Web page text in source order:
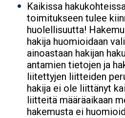
Kaikissa
toimitukseen tulee
huolellisuutta!
hakija huomioidaan
ainoastaan hakijan
antamien tietojen ja
liitettyjen liitteiden
hakija ei ole liittänyt
liitteitä määräaikaan
hakemusta ei